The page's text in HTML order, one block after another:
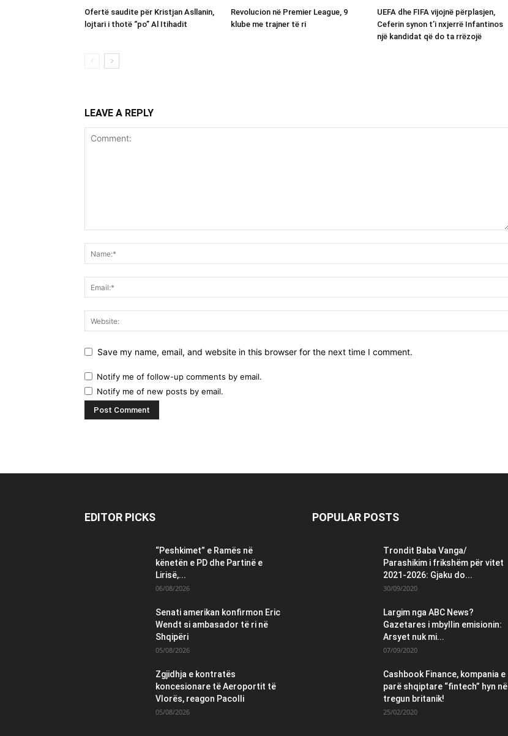
Ofertë saudite për Kristjan Asllanin,
lojtari i thotë “po” Al Itihadit
Revolucion në Premier League, 9
klube me trajner të ri
UEFA dhe FIFA vijojnë përplasjen,
Ceferin synon t’i nxjerrë Infantinos
një kandidat që do ta rrëzojë
LEAVE A REPLY
Save my name, email, and website in this browser for the next time I comment.
Notify me of follow-up comments by email.
Notify me of new posts by email.
EDITOR PICKS
“Peshkimet” e Ramës në
kënetën e PD dhe Partinë e
Lirisë,...
06/08/2026
Senati amerikan konfirmon Eric
Wendt si ambasador të ri në
Shqipëri
05/08/2026
Zgjidhja e kontratës
koncesionare të Aeroportit të
Vlorës, reagon Pacolli
05/08/2026
POPULAR POSTS
Trondit Baba Vanga/
Parashikim i frikshëm për vitet
2021-2026: Gjaku do...
30/09/2020
Largim nga ABC News?
Gazetares i mbyllin emisionin:
Arsyet nuk mi...
07/09/2020
Cashbook Finance, kompania e
parë shqiptare “fintech” hyn në
tregun britanik!
25/02/2020